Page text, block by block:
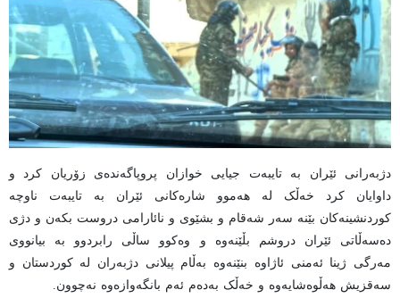
دژبەرانی ئێران بە تایبەت جیایی خوازان پروپاگەندەی زۆریان کرد و
داوایان کرد خەڵک لە هەموو شارەکانی ئێران بە تایبەت ناوچە
کوردنشینەکان بێنە سەر شەقام و بشێوی و نائارامی دروست بکەن و دژی
دەسەڵاتی ئێران دروشم بڵێنەوە و وەکوو ساڵی رابردوو بە بیانووی
مەرگی ژینا ئەمنی ئاژاوە بنێنەوە بەڵام پیلانی دژبەران لە کوردستان و
سەقزیش هەڵوەشایەوە و خەڵک بەدەم ئەم بانگەوازەوە نەچوون.